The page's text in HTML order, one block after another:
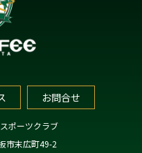
お問合せ
ポーツクラブ
市末広町49-2